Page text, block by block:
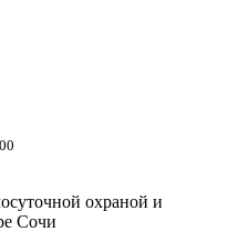
охраной и
Сочи